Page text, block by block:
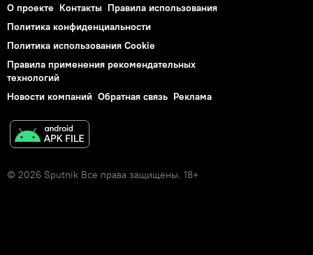
О проекте Контакты Правила использования
Политика конфиденциальности
Политика использования Cookie
Правила применения рекомендательных
технологий
Новости компаний Обратная связь Реклама
© 2026 Sputnik Все права защищены. 18+